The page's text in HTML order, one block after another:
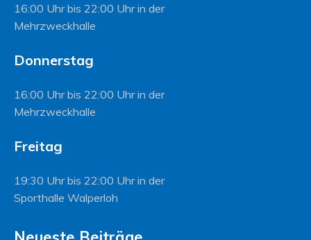
16:00 Uhr bis 22:00 Uhr in der
Mehrzweckhalle
Donnerstag
16:00 Uhr bis 22:00 Uhr in der
Mehrzweckhalle
Freitag
19:30 Uhr bis 22:00 Uhr in der
Sporthalle Walperloh